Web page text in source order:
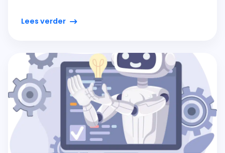
Lees verder